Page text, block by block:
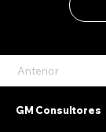
Anterior
GM Consultores